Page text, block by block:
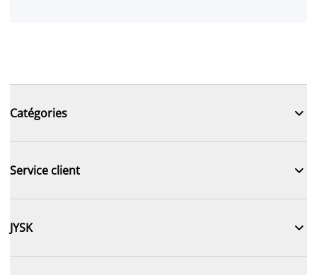
Catégories 
Service client 
JYSK 